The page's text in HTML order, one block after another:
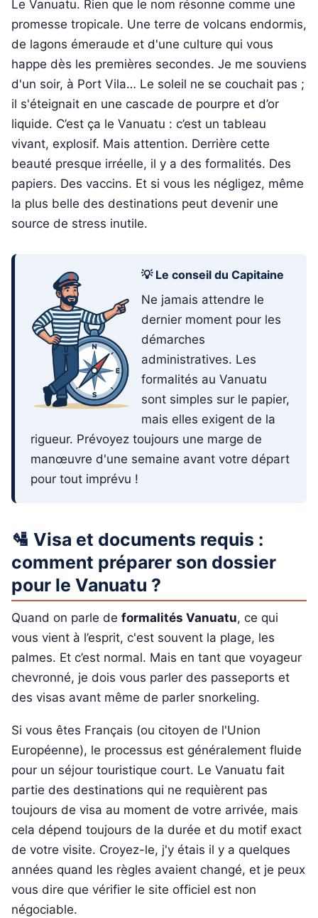
Le Vanuatu. Rien que le nom résonne comme une
promesse tropicale. Une terre de volcans endormis,
de lagons émeraude et d'une culture qui vous
happe dès les premières secondes. Je me souviens
d'un soir, à Port Vila… Le soleil ne se couchait pas ;
il s'éteignait en une cascade de pourpre et d’or
liquide. C’est ça le Vanuatu : c’est un tableau
vivant, explosif. Mais attention. Derrière cette
beauté presque irréelle, il y a des formalités. Des
papiers. Des vaccins. Et si vous les négligez, même
la plus belle des destinations peut devenir une
source de stress inutile.
💡 Le conseil du Capitaine
Ne jamais attendre le
dernier moment pour les
démarches
administratives. Les
formalités au Vanuatu
sont simples sur le papier,
mais elles exigent de la
rigueur. Prévoyez toujours une marge de
manœuvre d'une semaine avant votre départ
pour tout imprévu !
🛂 Visa et documents requis :
comment préparer son dossier
pour le Vanuatu ?
Quand on parle de formalités Vanuatu, ce qui
vous vient à l’esprit, c'est souvent la plage, les
palmes. Et c’est normal. Mais en tant que voyageur
chevronné, je dois vous parler des passeports et
des visas avant même de parler snorkeling.
Si vous êtes Français (ou citoyen de l'Union
Européenne), le processus est généralement fluide
pour un séjour touristique court. Le Vanuatu fait
partie des destinations qui ne requièrent pas
toujours de visa au moment de votre arrivée, mais
cela dépend toujours de la durée et du motif exact
de votre visite. Croyez-le, j'y étais il y a quelques
années quand les règles avaient changé, et je peux
vous dire que vérifier le site officiel est non
négociable.